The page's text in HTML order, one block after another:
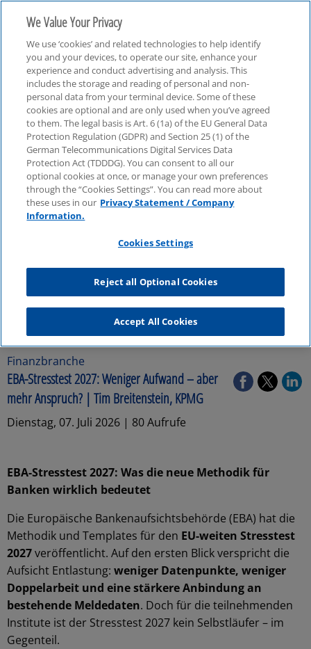
Finanzbranche
Finanzbranche
EBA-Stresstest 2027: Weniger Aufwand – aber
mehr Anspruch? | Tim Breitenstein, KPMG
Dienstag, 07. Juli 2026 | 80 Aufrufe
EBA-Stresstest 2027: Was die neue Methodik für
Banken wirklich bedeutet
Die Europäische Bankenaufsichtsbehörde (EBA) hat die
Methodik und Templates für den EU-weiten Stresstest
2027veröffentlicht. Auf den ersten Blick verspricht die
Aufsicht Entlastung: weniger Datenpunkte, weniger
Doppelarbeit und eine stärkere Anbindung an
bestehende Meldedaten. Doch für die teilnehmenden
Institute ist der Stresstest 2027 kein Selbstläufer – im
Gegenteil.
We Value Your Privacy
We use ‘cookies’ and related technologies to help identify
you and your devices, to operate our site, enhance your
experience and conduct advertising and analysis. This
includes the storage and reading of personal and non-
personal data from your terminal device. Some of these
cookies are optional and are only used when you’ve agreed
to them. The legal basis is Art. 6 (1a) of the EU General Data
Protection Regulation (GDPR) and Section 25 (1) of the
German Telecommunications Digital Services Data
Protection Act (TDDDG). You can consent to all our
optional cookies at once, or manage your own preferences
through the “Cookies Settings”. You can read more about
these uses in our Privacy Statement / Company
Information.
Cookies Settings
Reject all Optional Cookies
Accept All Cookies